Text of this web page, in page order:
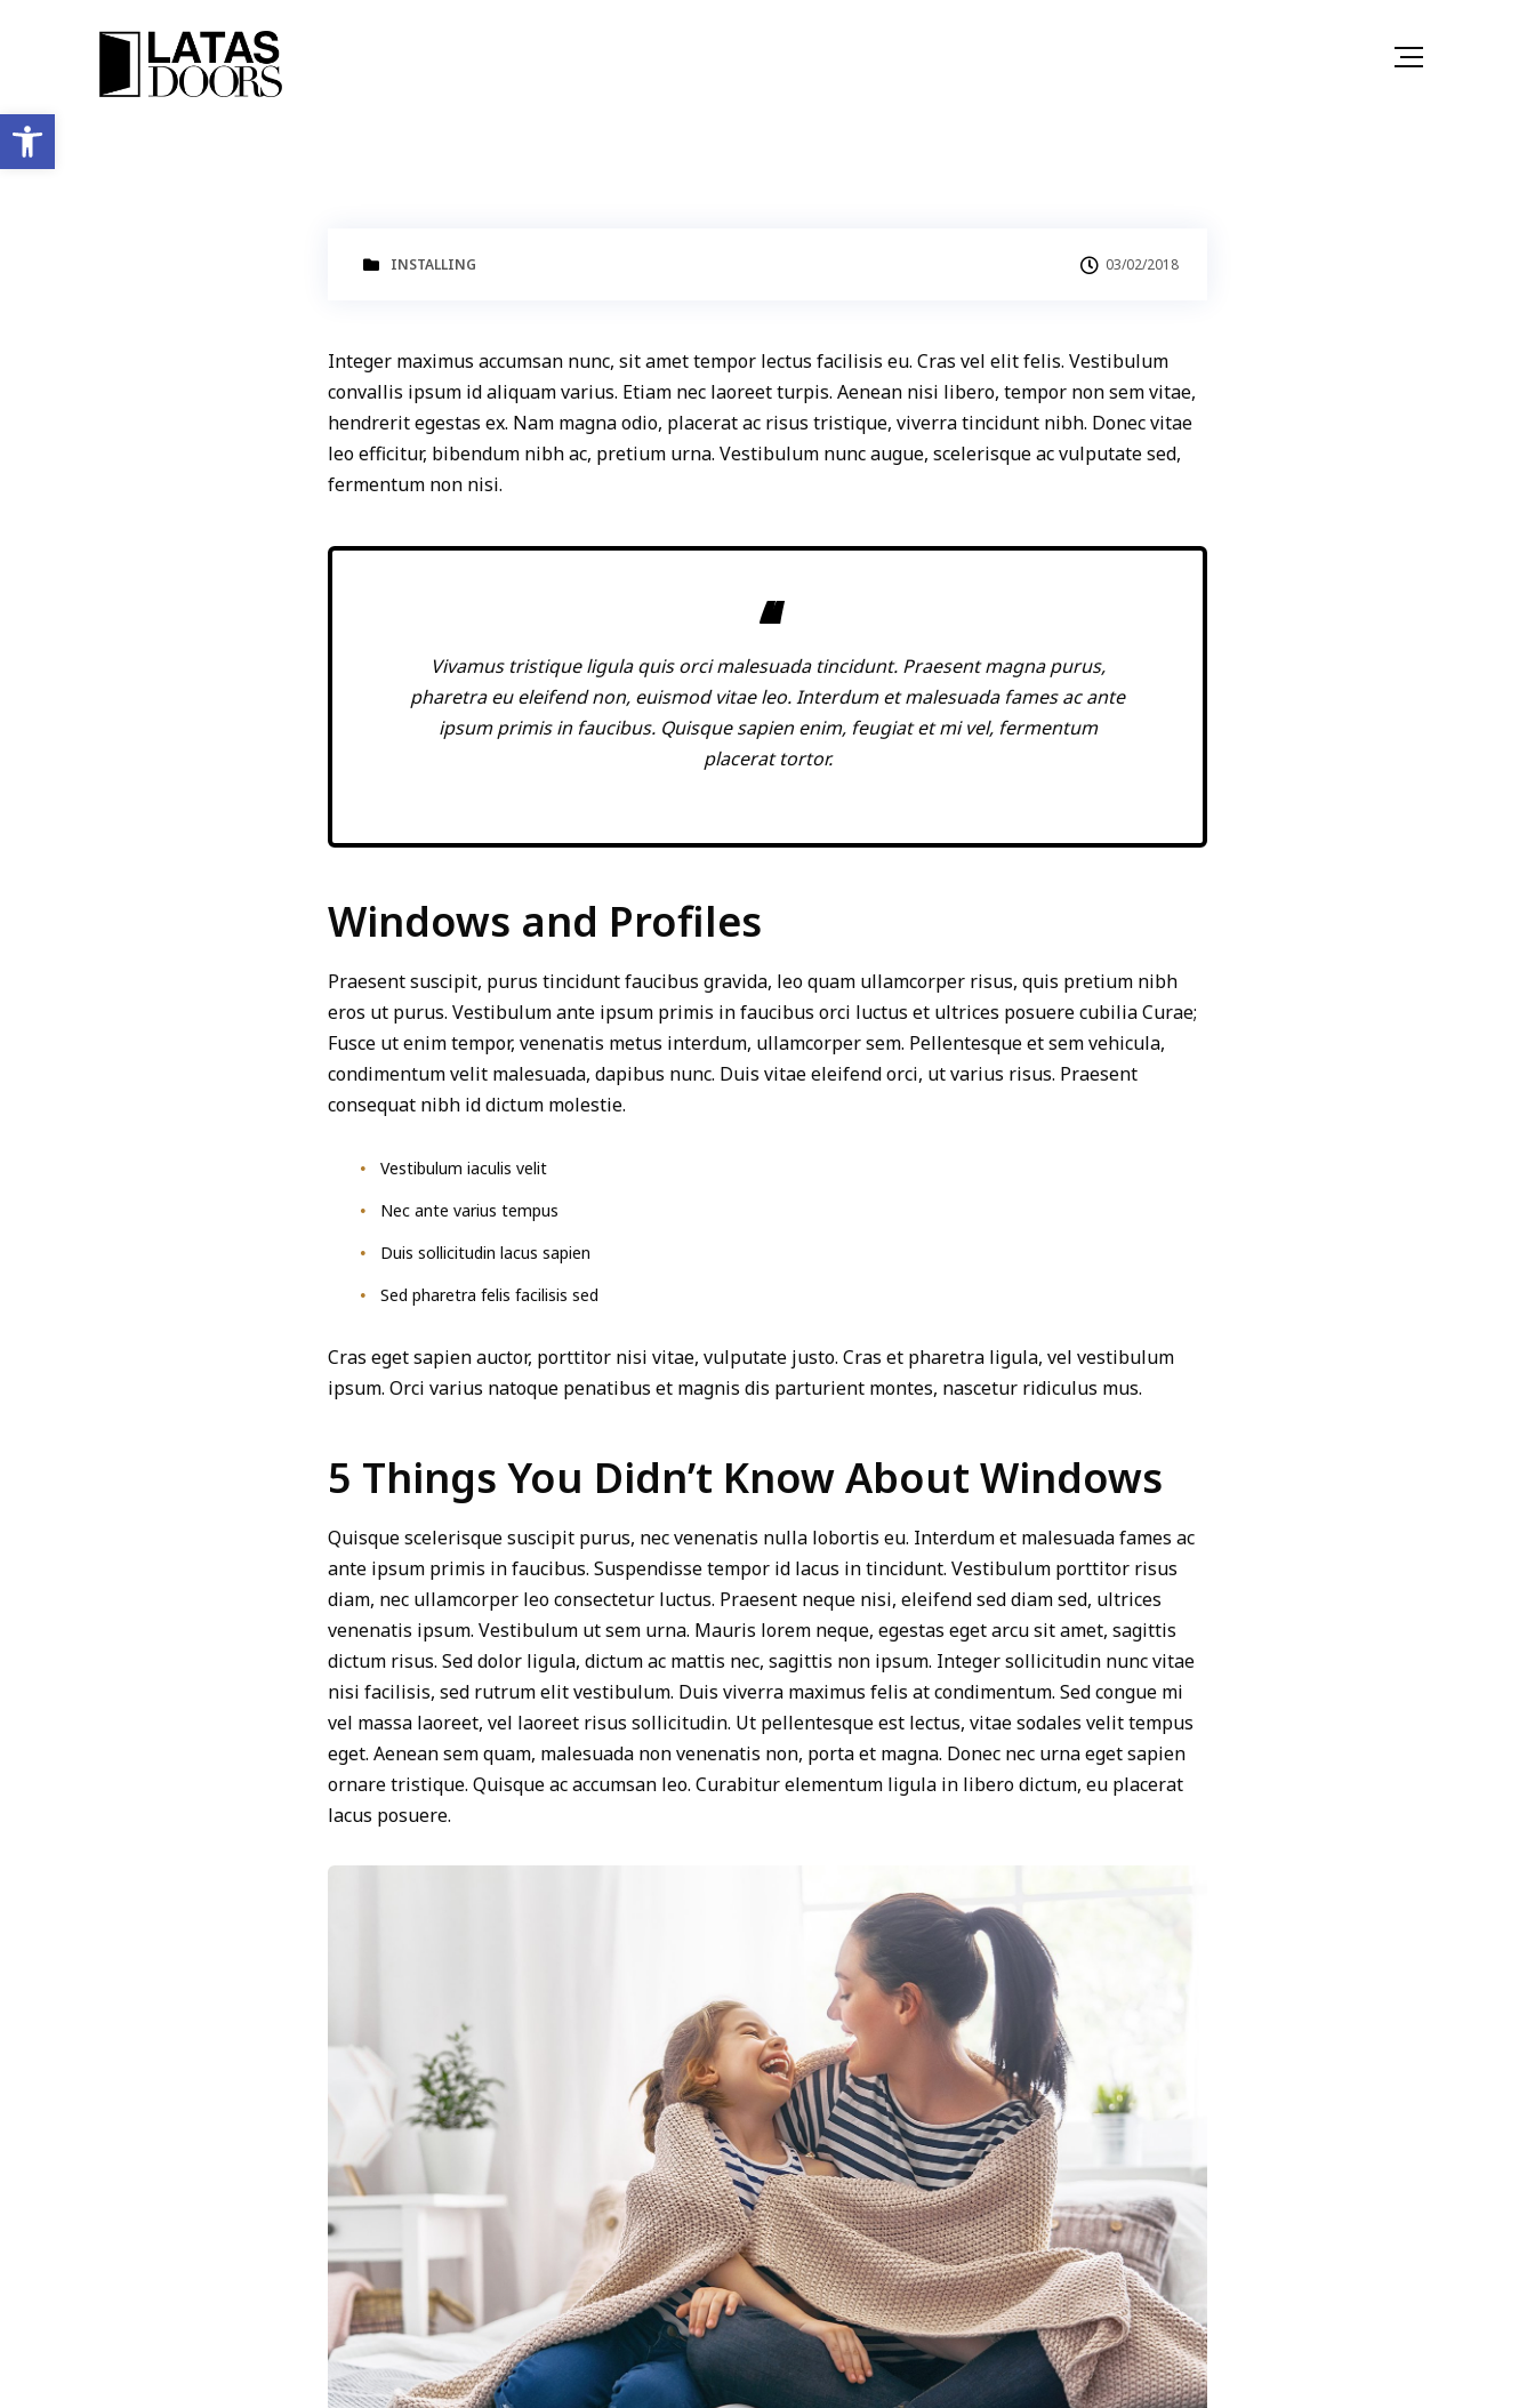
Ανοίξτε τη γραμμή εργαλείων
INSTALLING 03/02/2018
Integer maximus accumsan nunc, sit amet tempor lectus facilisis eu. Cras vel elit felis. Vestibulum
convallis ipsum id aliquam varius. Etiam nec laoreet turpis. Aenean nisi libero, tempor non sem vitae,
hendrerit egestas ex. Nam magna odio, placerat ac risus tristique, viverra tincidunt nibh. Donec vitae
leo efficitur, bibendum nibh ac, pretium urna. Vestibulum nunc augue, scelerisque ac vulputate sed,
fermentum non nisi.
Vivamus tristique ligula quis orci malesuada tincidunt. Praesent magna purus,
pharetra eu eleifend non, euismod vitae leo. Interdum et malesuada fames ac ante
ipsum primis in faucibus. Quisque sapien enim, feugiat et mi vel, fermentum
placerat tortor.
Windows and Profiles
Praesent suscipit, purus tincidunt faucibus gravida, leo quam ullamcorper risus, quis pretium nibh
eros ut purus. Vestibulum ante ipsum primis in faucibus orci luctus et ultrices posuere cubilia Curae;
Fusce ut enim tempor, venenatis metus interdum, ullamcorper sem. Pellentesque et sem vehicula,
condimentum velit malesuada, dapibus nunc. Duis vitae eleifend orci, ut varius risus. Praesent
consequat nibh id dictum molestie.
Vestibulum iaculis velit
Nec ante varius tempus
Duis sollicitudin lacus sapien
Sed pharetra felis facilisis sed
Cras eget sapien auctor, porttitor nisi vitae, vulputate justo. Cras et pharetra ligula, vel vestibulum
ipsum. Orci varius natoque penatibus et magnis dis parturient montes, nascetur ridiculus mus.
5 Things You Didn’t Know About Windows
Quisque scelerisque suscipit purus, nec venenatis nulla lobortis eu. Interdum et malesuada fames ac
ante ipsum primis in faucibus. Suspendisse tempor id lacus in tincidunt. Vestibulum porttitor risus
diam, nec ullamcorper leo consectetur luctus. Praesent neque nisi, eleifend sed diam sed, ultrices
venenatis ipsum. Vestibulum ut sem urna. Mauris lorem neque, egestas eget arcu sit amet, sagittis
dictum risus. Sed dolor ligula, dictum ac mattis nec, sagittis non ipsum. Integer sollicitudin nunc vitae
nisi facilisis, sed rutrum elit vestibulum. Duis viverra maximus felis at condimentum. Sed congue mi
vel massa laoreet, vel laoreet risus sollicitudin. Ut pellentesque est lectus, vitae sodales velit tempus
eget. Aenean sem quam, malesuada non venenatis non, porta et magna. Donec nec urna eget sapien
ornare tristique. Quisque ac accumsan leo. Curabitur elementum ligula in libero dictum, eu placerat
lacus posuere.